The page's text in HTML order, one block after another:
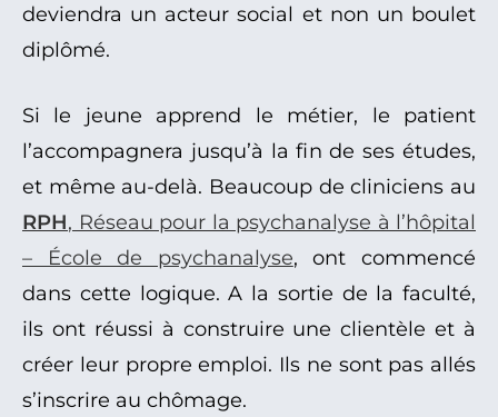
deviendra un acteur social et non un boulet
diplômé.
Si le jeune apprend le métier, le patient
l’accompagnera jusqu’à la fin de ses études,
et même au-delà. Beaucoup de cliniciens au
RPH, Réseau pour la psychanalyse à l’hôpital
– École de psychanalyse, ont commencé
dans cette logique. A la sortie de la faculté,
ils ont réussi à construire une clientèle et à
créer leur propre emploi. Ils ne sont pas allés
s’inscrire au chômage.